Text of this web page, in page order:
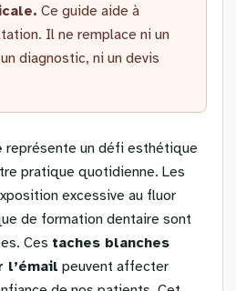
Ce guide aide à
Il ne remplace ni un
diagnostic, ni un devis
représente un défi esthétique
pratique quotidienne. Les
excessive au fluor
de formation dentaire sont
Ces taches blanches
l’émail peuvent affecter